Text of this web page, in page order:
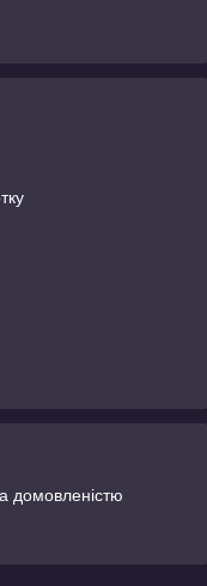
домовленістю